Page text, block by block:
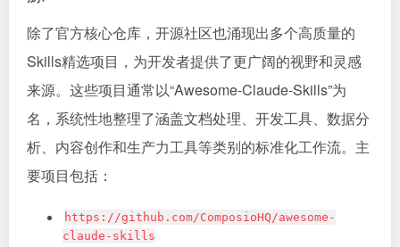
除了官方核心仓库，开源社区也涌现出多个高质量的
Skills精选项目，为开发者提供了更广阔的视野和灵感
来源。这些项目通常以“Awesome-Claude-Skills”为
名，系统性地整理了涵盖文档处理、开发工具、数据分
析、内容创作和生产力工具等类别的标准化工作流。主
要项目包括：
https://github.com/ComposioHQ/awesome-
claude-skills